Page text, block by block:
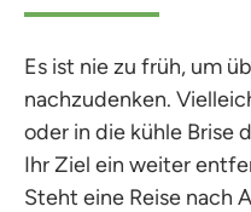
Es ist nie zu früh, um
nachzudenken.
oder in die kühle Brise
Ihr Ziel ein weiter
Steht eine Reise nach